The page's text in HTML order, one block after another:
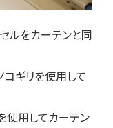
ルをカーテンと同
コギリを使用して
使用してカーテン